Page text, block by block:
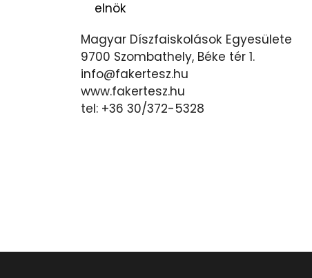
elnök
Magyar Díszfaiskolások Egyesülete
9700 Szombathely, Béke tér 1.
info@fakertesz.hu
www.fakertesz.hu
tel: +36 30/372-5328